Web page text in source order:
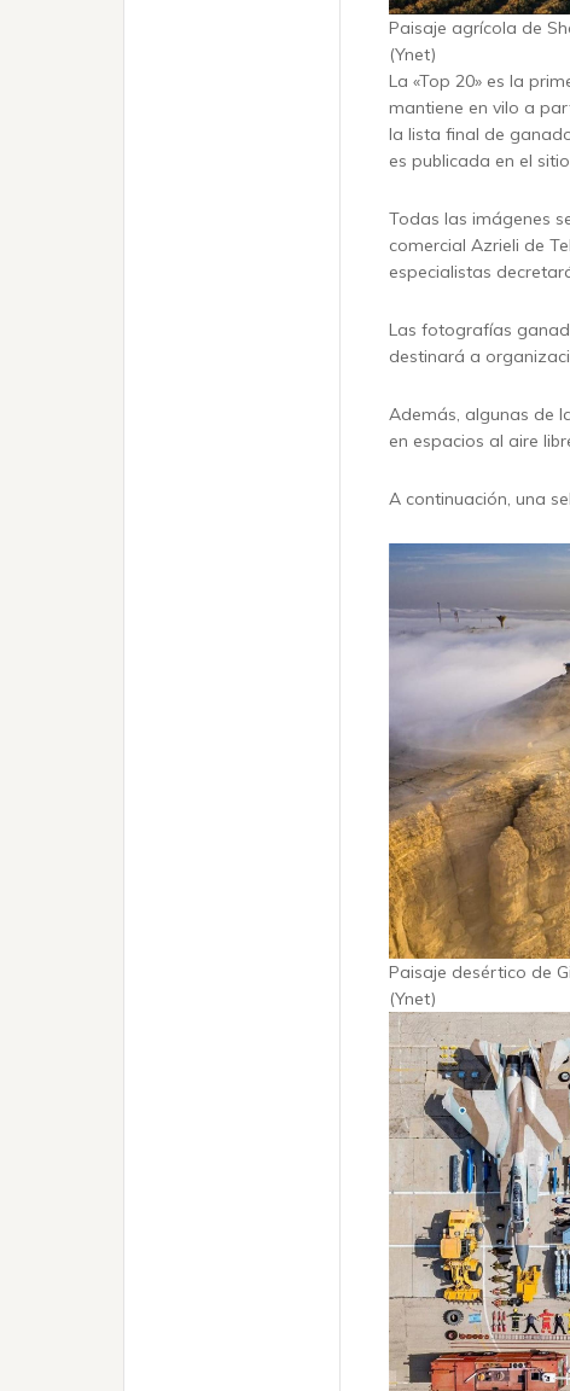
Paisaje agrícola de
(Ynet)
La «Top 20» es la
mantiene en vilo a
la lista final de
es publicada en el
Todas las imágenes
comercial Azrieli de
especialistas
Las fotografías
destinará a
Además, algunas de
en espacios al aire
A continuación, una
Paisaje desértico de
(Ynet)